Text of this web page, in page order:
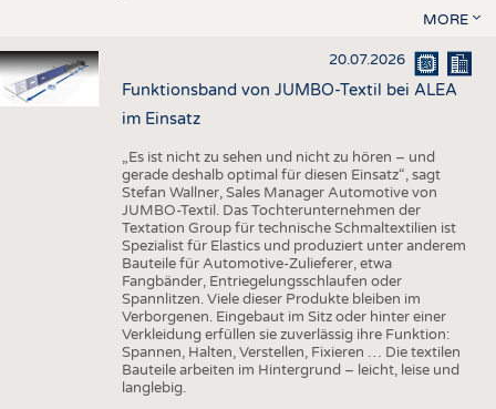
MORE
20.07.2026
Funktionsband von JUMBO-Textil bei ALEA
im Einsatz
„Es ist nicht zu sehen und nicht zu hören – und
gerade deshalb optimal für diesen Einsatz“, sagt
Stefan Wallner, Sales Manager Automotive von
JUMBO-Textil. Das Tochterunternehmen der
Textation Group für technische Schmaltextilien ist
Spezialist für Elastics und produziert unter anderem
Bauteile für Automotive-Zulieferer, etwa
Fangbänder, Entriegelungsschlaufen oder
Spannlitzen. Viele dieser Produkte bleiben im
Verborgenen. Eingebaut im Sitz oder hinter einer
Verkleidung erfüllen sie zuverlässig ihre Funktion:
Spannen, Halten, Verstellen, Fixieren … Die textilen
Bauteile arbeiten im Hintergrund – leicht, leise und
langlebig.